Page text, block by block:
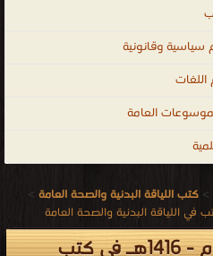
> كتب اللياقة البدنية والصحة العامة >